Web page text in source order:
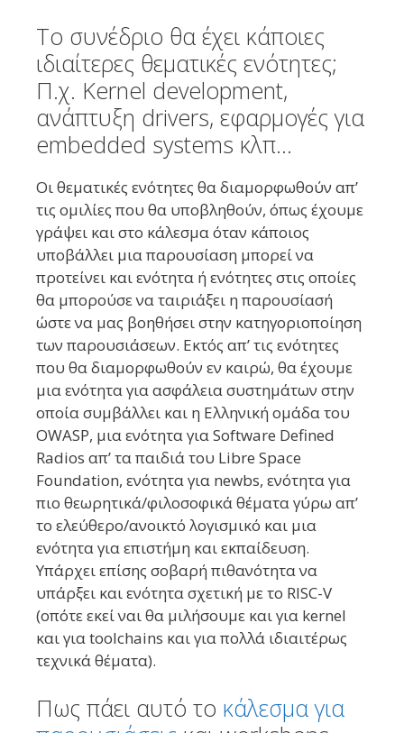
Το συνέδριο θα έχει κάποιες
ιδιαίτερες θεματικές ενότητες;
Π.χ. Kernel development,
ανάπτυξη drivers, εφαρμογές για
embedded systems κλπ…
Οι θεματικές ενότητες θα διαμορφωθούν απ’
τις ομιλίες που θα υποβληθούν, όπως έχουμε
γράψει και στο κάλεσμα όταν κάποιος
υποβάλλει μια παρουσίαση μπορεί να
προτείνει και ενότητα ή ενότητες στις οποίες
θα μπορούσε να ταιριάξει η παρουσίασή
ώστε να μας βοηθήσει στην κατηγοριοποίηση
των παρουσιάσεων. Εκτός απ’ τις ενότητες
που θα διαμορφωθούν εν καιρώ, θα έχουμε
μια ενότητα για ασφάλεια συστημάτων στην
οποία συμβάλλει και η Ελληνική ομάδα του
OWASP, μια ενότητα για Software Defined
Radios απ’ τα παιδιά του Libre Space
Foundation, ενότητα για newbs, ενότητα για
πιο θεωρητικά/φιλοσοφικά θέματα γύρω απ’
το ελεύθερο/ανοικτό λογισμικό και μια
ενότητα για επιστήμη και εκπαίδευση.
Υπάρχει επίσης σοβαρή πιθανότητα να
υπάρξει και ενότητα σχετική με το RISC-V
(οπότε εκεί ναι θα μιλήσουμε και για kernel
και για toolchains και για πολλά ιδιαιτέρως
τεχνικά θέματα).
Πως πάει αυτό το κάλεσμα για